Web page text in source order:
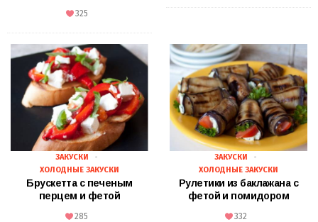
325
ЗАКУСКИ
ХОЛОДНЫЕ ЗАКУСКИ
Брускетта с печеным
перцем и фетой
285
ЗАКУСКИ
ХОЛОДНЫЕ ЗАКУСКИ
Рулетики из баклажана с
фетой и помидором
332